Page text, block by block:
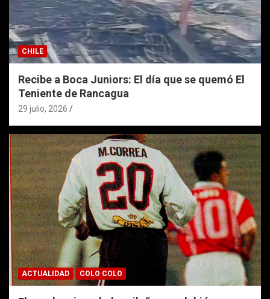
CHILE
Recibe a Boca Juniors: El día que se quemó El
Teniente de Rancagua
29 julio, 2026
ACTUALIDAD COLO COLO